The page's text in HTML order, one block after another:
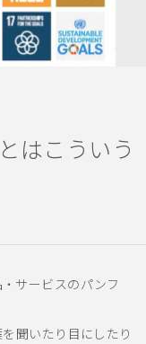
はこういう
サービスのパンフ
聞いたり目にしたり